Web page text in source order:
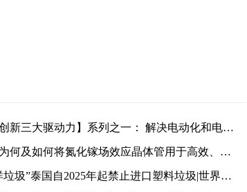
【汽车创新三大驱动力】系列之一： 解决电动化和电池测试挑战的方法探讨:天天观察
快讯：为何及如何将氮化镓场效应晶体管用于高效、高电压、开关模式电源应用
拒绝“洋垃圾”泰国自2025年起禁止进口塑料垃圾|世界看点